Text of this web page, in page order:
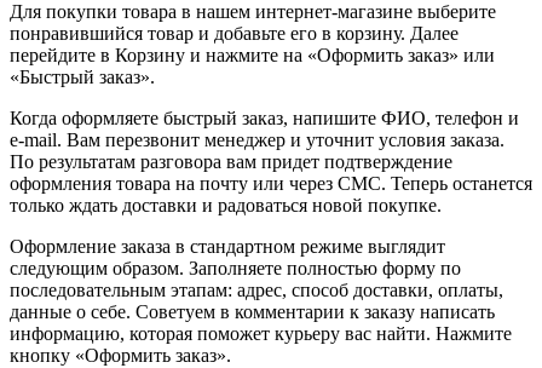
Для покупки товара в нашем интернет-магазине выберите
понравившийся товар и добавьте его в корзину. Далее
перейдите в Корзину и нажмите на «Оформить заказ» или
«Быстрый заказ».
Когда оформляете быстрый заказ, напишите ФИО, телефон и
e-mail. Вам перезвонит менеджер и уточнит условия заказа.
По результатам разговора вам придет подтверждение
оформления товара на почту или через СМС. Теперь останется
только ждать доставки и радоваться новой покупке.
Оформление заказа в стандартном режиме выглядит
следующим образом. Заполняете полностью форму по
последовательным этапам: адрес, способ доставки, оплаты,
данные о себе. Советуем в комментарии к заказу написать
информацию, которая поможет курьеру вас найти. Нажмите
кнопку «Оформить заказ».